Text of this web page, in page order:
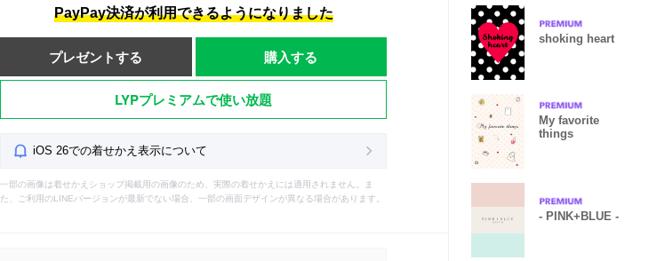
PayPay決済が利用できるようになりました
プレゼントする 購入する
LYPプレミアムで使い放題
iOS 26での着せかえ表示について
一部の画像は着せかえショップ掲載用の画像のため、実際の着せかえには適用されません。ま
た、ご利用のLINEバージョンが最新でない場合、一部の画面デザインが異なる場合があります。
shoking heart
My favorite
things
- PINK+BLUE -